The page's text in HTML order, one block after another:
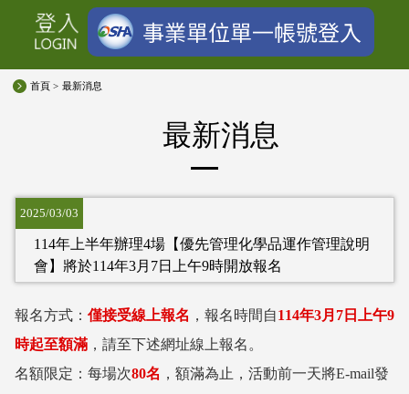
首頁 > 最新消息
最新消息
2025/03/03
114年上半年辦理4場【優先管理化學品運作管理說明
會】將於114年3月7日上午9時開放報名
報名方式： 僅接受線上報名 ，報名時間自114年3月7日上午9
時起至額滿 ，請至下述網址線上報名。
名額限定：每場次80名 ，額滿為止，活動前一天將E-mail發